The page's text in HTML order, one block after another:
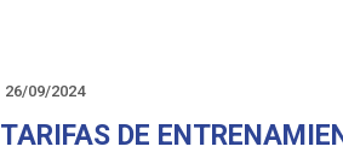
26/09/2024
TARIFAS DE